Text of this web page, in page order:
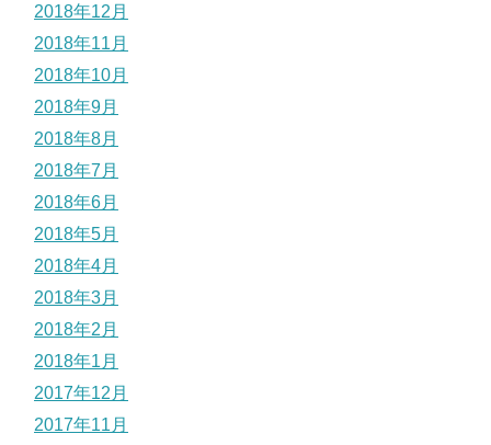
2018年12月
2018年11月
2018年10月
2018年9月
2018年8月
2018年7月
2018年6月
2018年5月
2018年4月
2018年3月
2018年2月
2018年1月
2017年12月
2017年11月